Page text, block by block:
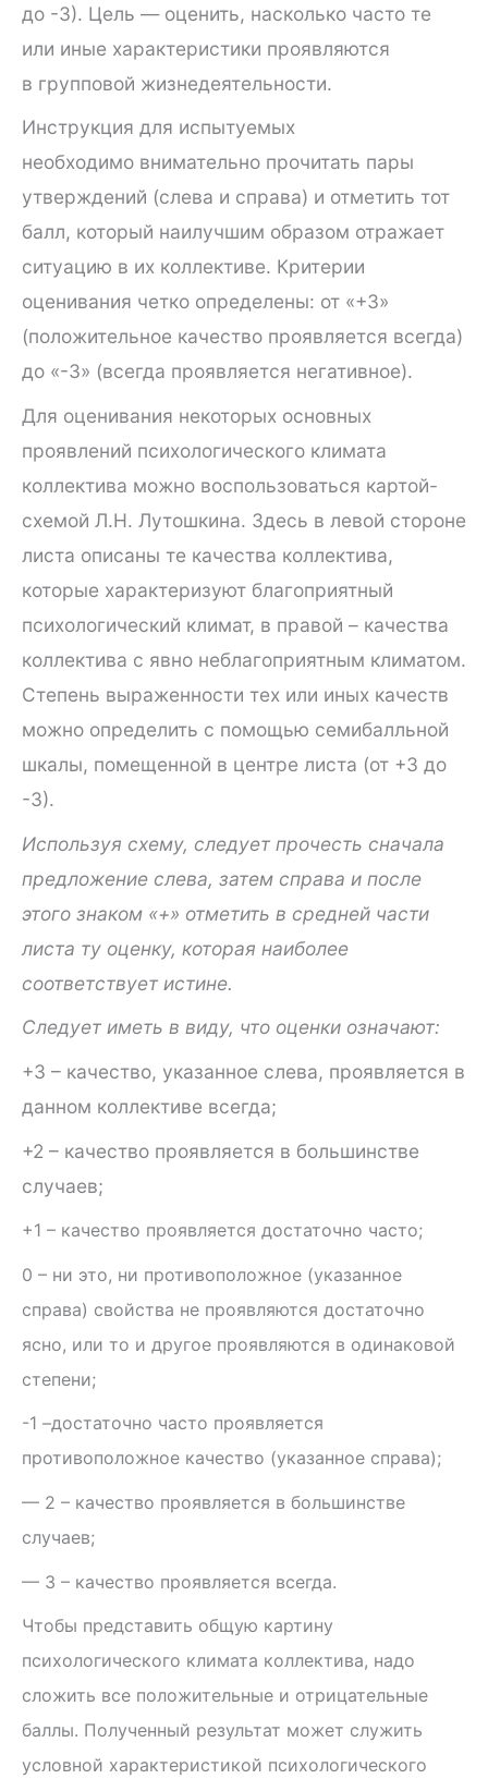
до -3). Цель — оценить, насколько часто те
или иные характеристики проявляются
в групповой жизнедеятельности.
Инструкция для испытуемых
необходимо внимательно прочитать пары
утверждений (слева и справа) и отметить тот
балл, который наилучшим образом отражает
ситуацию в их коллективе. Критерии
оценивания четко определены: от «+3»
(положительное качество проявляется всегда)
до «-3» (всегда проявляется негативное).
Для оценивания некоторых основных
проявлений психологического климата
коллектива можно воспользоваться картой-
схемой Л.Н. Лутошкина. Здесь в левой стороне
листа описаны те качества коллектива,
которые характеризуют благоприятный
психологический климат, в правой – качества
коллектива с явно неблагоприятным климатом.
Степень выраженности тех или иных качеств
можно определить с помощью семибалльной
шкалы, помещенной в центре листа (от +3 до
-3).
Используя схему, следует прочесть сначала
предложение слева, затем справа и после
этого знаком «+» отметить в средней части
листа ту оценку, которая наиболее
соответствует истине.
Следует иметь в виду, что оценки означают:
+3 – качество, указанное слева, проявляется в
данном коллективе всегда;
+2 – качество проявляется в большинстве
случаев;
+1 – качество проявляется достаточно часто;
0 – ни это, ни противоположное (указанное
справа) свойства не проявляются достаточно
ясно, или то и другое проявляются в одинаковой
степени;
-1 –достаточно часто проявляется
противоположное качество (указанное справа);
— 2 – качество проявляется в большинстве
случаев;
— 3 – качество проявляется всегда.
Чтобы представить общую картину
психологического климата коллектива, надо
сложить все положительные и отрицательные
баллы. Полученный результат может служить
условной характеристикой психологического